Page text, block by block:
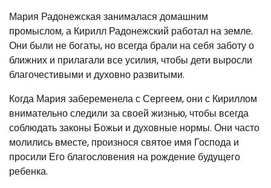
Мария Радонежская занималася домашним
промыслом, а Кирилл Радонежский работал на земле.
Они были не богаты, но всегда брали на себя заботу о
ближних и прилагали все усилия, чтобы дети выросли
благочестивыми и духовно развитыми.
Когда Мария забеременела с Сергеем, они с Кириллом
внимательно следили за своей жизнью, чтобы всегда
соблюдать законы Божьи и духовные нормы. Они часто
молились вместе, произнося святое имя Господа и
просили Его благословения на рождение будущего
ребенка.